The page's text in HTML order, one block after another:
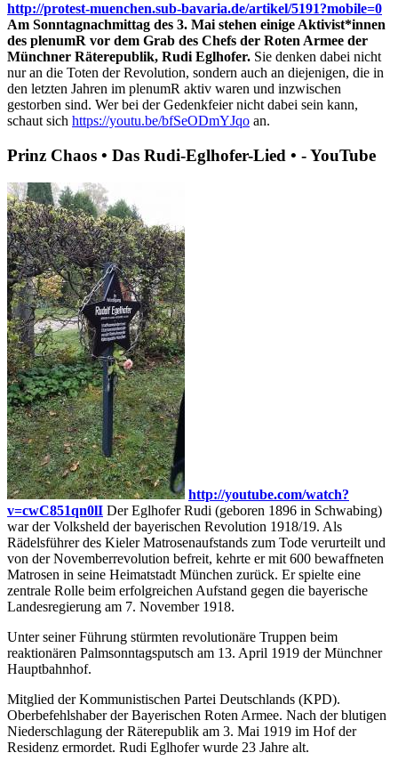
http://protest-muenchen.sub-bavaria.de/artikel/5191?mobile=0
Am Sonntagnachmittag des 3. Mai stehen einige Aktivist*innen
des plenumR vor dem Grab des Chefs der Roten Armee der
Münchner Räterepublik, Rudi Eglhofer. Sie denken dabei nicht
nur an die Toten der Revolution, sondern auch an diejenigen, die in
den letzten Jahren im plenumR aktiv waren und inzwischen
gestorben sind. Wer bei der Gedenkfeier nicht dabei sein kann,
schaut sich https://youtu.be/bfSeODmYJqo an.
Prinz Chaos • Das Rudi-Eglhofer-Lied • - YouTube
http://youtube.com/watch?
v=cwC851qn0lI Der Eglhofer Rudi (geboren 1896 in Schwabing)
war der Volksheld der bayerischen Revolution 1918/19. Als
Rädelsführer des Kieler Matrosenaufstands zum Tode verurteilt und
von der Novemberrevolution befreit, kehrte er mit 600 bewaffneten
Matrosen in seine Heimatstadt München zurück. Er spielte eine
zentrale Rolle beim erfolgreichen Aufstand gegen die bayerische
Landesregierung am 7. November 1918.
Unter seiner Führung stürmten revolutionäre Truppen beim
reaktionären Palmsonntagsputsch am 13. April 1919 der Münchner
Hauptbahnhof.
Mitglied der Kommunistischen Partei Deutschlands (KPD).
Oberbefehlshaber der Bayerischen Roten Armee. Nach der blutigen
Niederschlagung der Räterepublik am 3. Mai 1919 im Hof der
Residenz ermordet. Rudi Eglhofer wurde 23 Jahre alt.